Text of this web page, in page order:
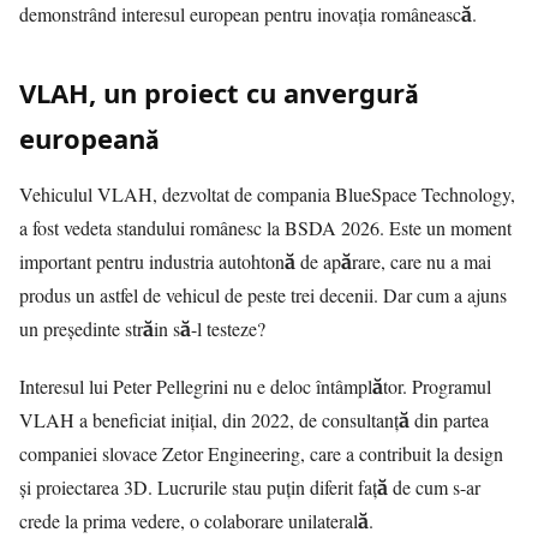
demonstrând interesul european pentru inovația românească.
VLAH, un proiect cu anvergură
europeană
Vehiculul VLAH, dezvoltat de compania BlueSpace Technology,
a fost vedeta standului românesc la BSDA 2026. Este un moment
important pentru industria autohtonă de apărare, care nu a mai
produs un astfel de vehicul de peste trei decenii. Dar cum a ajuns
un președinte străin să-l testeze?
Interesul lui Peter Pellegrini nu e deloc întâmplător. Programul
VLAH a beneficiat inițial, din 2022, de consultanță din partea
companiei slovace Zetor Engineering, care a contribuit la design
și proiectarea 3D. Lucrurile stau puțin diferit față de cum s-ar
crede la prima vedere, o colaborare unilaterală.